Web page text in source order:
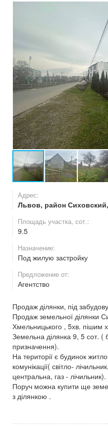
Адрес:
Львов, район
Площадь участка, сот.:
9.5
Назначение:
Под жилую застройку
Предложение от:
Агентство
Продаж ділянки, під
Продаж земельної ділянки
Хмельницького , 5хв. пішим
Земельна ділянка 9, 5 сот. (
призначення).
На території є будинок
комунікації( світло-
центральна, газ - лічильник).
Поруч можна купити ще
з ділянкою .